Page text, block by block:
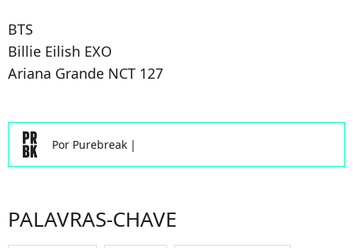
BTS
Billie Eilish EXO
Ariana Grande NCT 127
Por Purebreak |
PALAVRAS-CHAVE